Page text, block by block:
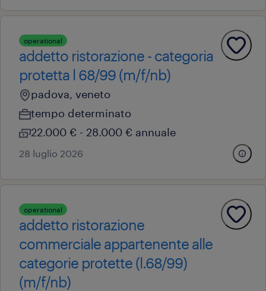
operational
addetto ristorazione - categoria
protetta l 68/99 (m/f/nb)
padova, veneto
tempo determinato
22.000 € - 28.000 € annuale
28 luglio 2026
operational
addetto ristorazione
commerciale appartenente alle
categorie protette (l.68/99)
(m/f/nb)